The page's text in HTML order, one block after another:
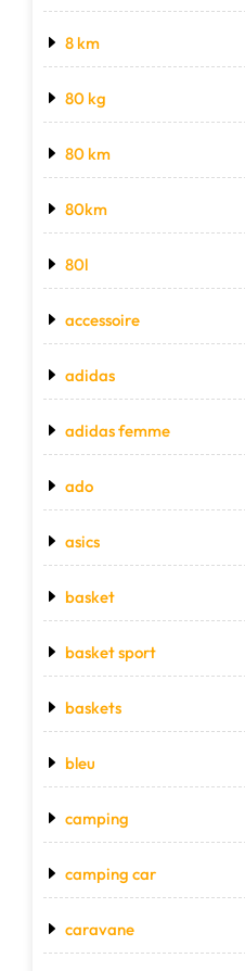
8 km
80 kg
80 km
80km
80l
accessoire
adidas
adidas femme
ado
asics
basket
basket sport
baskets
bleu
camping
camping car
caravane